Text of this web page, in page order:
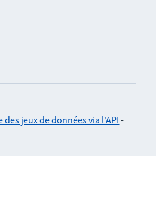
des jeux de données via l'API -